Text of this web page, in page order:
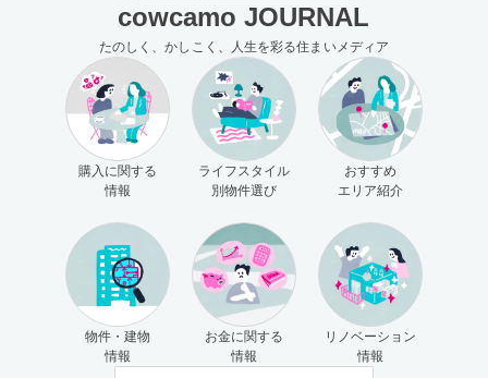
cowcamo JOURNAL
たのしく、かしこく、人生を彩る住まいメディア
購入に関する
情報
ライフスタイル
別物件選び
おすすめ
エリア紹介
物件・建物
情報
お金に関する
情報
リノベーション
情報